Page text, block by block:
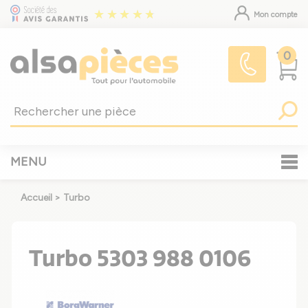
Mon compte
0
MENU
Accueil > Turbo
Turbo 5303 988 0106